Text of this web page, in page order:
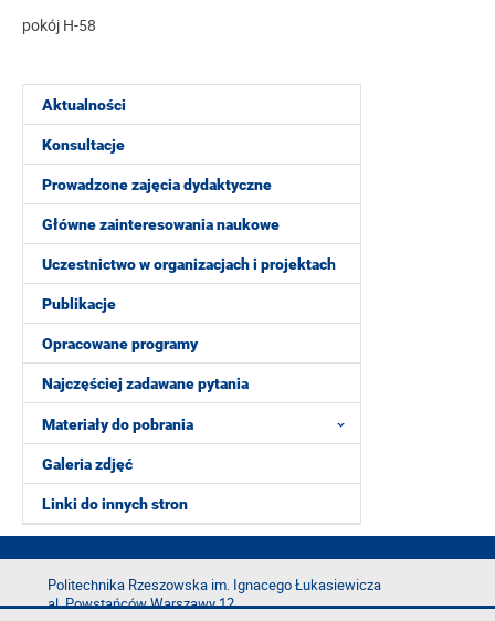
Aktualności
Konsultacje
Prowadzone zajęcia dydaktyczne
Główne zainteresowania naukowe
Uczestnictwo w organizacjach i projektach
Publikacje
Opracowane programy
Najczęściej zadawane pytania
Materiały do pobrania
Galeria zdjęć
Linki do innych stron
pokój H-58
Politechnika Rzeszowska im. Ignacego Łukasiewicza
al. Powstańców Warszawy 12